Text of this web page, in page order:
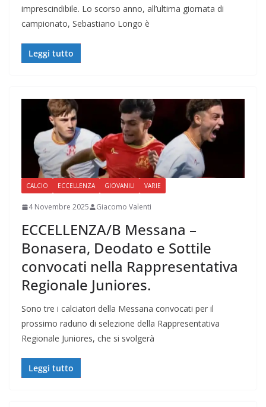
imprescindibile. Lo scorso anno, all’ultima giornata di
campionato, Sebastiano Longo è
Leggi tutto
CALCIO ECCELLENZA GIOVANILI VARIE
4 Novembre 2025 Giacomo Valenti
ECCELLENZA/B Messana –
Bonasera, Deodato e Sottile
convocati nella Rappresentativa
Regionale Juniores.
Sono tre i calciatori della Messana convocati per il
prossimo raduno di selezione della Rappresentativa
Regionale Juniores, che si svolgerà
Leggi tutto